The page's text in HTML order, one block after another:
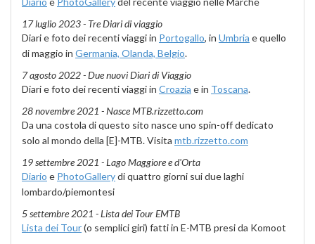
17 luglio 2023 - Tre Diari di viaggio
Diari e foto dei recenti viaggi in Portogallo, in Umbria e quello
di maggio in Germania, Olanda, Belgio.
7 agosto 2022 - Due nuovi Diari di Viaggio
Diari e foto dei recenti viaggi in Croazia e in Toscana.
28 novembre 2021 - Nasce MTB.rizzetto.com
Da una costola di questo sito nasce uno spin-off dedicato
solo al mondo della [E]-MTB. Visita mtb.rizzetto.com
19 settembre 2021 - Lago Maggiore e d'Orta
Diario e PhotoGallerydi quattro giorni sui due laghi
lombardo/piemontesi
5 settembre 2021 - Lista dei Tour EMTB
Lista dei Tour(o semplici giri) fatti in E-MTB presi da Komoot